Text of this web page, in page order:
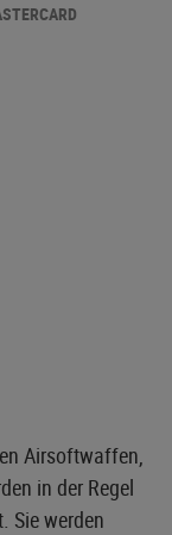
Airsoftwaffen,
in der Regel
Sie werden